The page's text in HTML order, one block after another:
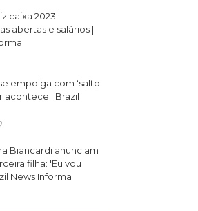
caixa 2023:
abertas e salários |
empolga com ‘salto
acontece | Brazil
Biancardi anunciam
filha: 'Eu vou
News Informa